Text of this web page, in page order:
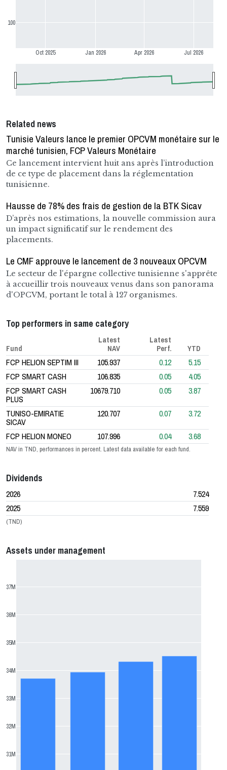
Oct 2025 Jan 2026 Apr 2026 Jul 2026
100
Related news
Tunisie Valeurs lance le premier OPCVM monétaire sur le
marché tunisien, FCP Valeurs Monétaire
Ce lancement intervient huit ans après l’introduction
de ce type de placement dans la réglementation
tunisienne.
Hausse de 78% des frais de gestion de la BTK Sicav
D’après nos estimations, la nouvelle commission aura
un impact significatif sur le rendement des
placements.
Le CMF approuve le lancement de 3 nouveaux OPCVM
Le secteur de l'épargne collective tunisienne s'apprête
à accueillir trois nouveaux venus dans son panorama
d'OPCVM, portant le total à 127 organismes.
Top performers in same category
NAV in TND, performances in percent. Latest data available for each fund.
Fund
Latest
NAV
Latest
Perf.
YTD
FCP HELION SEPTIM III 105.937 0.12
5.15
FCP SMART CASH
106.835 0.05
4.05
FCP SMART CASH
PLUS
10679.710 0.05 3.87
TUNISO-EMIRATIE
SICAV
120.707 0.07 3.72
FCP HELION MONEO 107.996 0.04 3.68
Dividends
(TND)
2026
7.524
2025
7.559
Assets under management
31M
32M
33M
34M
35M
36M
37M